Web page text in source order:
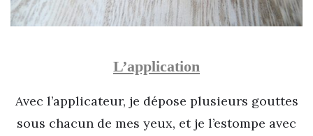
L’application
Avec l’applicateur, je dépose plusieurs gouttes
sous chacun de mes yeux, et je l’estompe avec